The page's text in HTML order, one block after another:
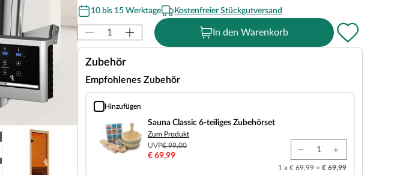
10 bis 15 Werktage
Kostenfreier Stückgutversand
In den Warenkorb
Zubehör
Empfohlenes Zubehör
Hinzufügen
Sauna Classic 6-teiliges Zubehörset
Sauna Classic 6-teiliges Zubehörset
Zum Produkt
UVP€ 99,00
€ 69,99
1 x € 69,99 = € 69,99